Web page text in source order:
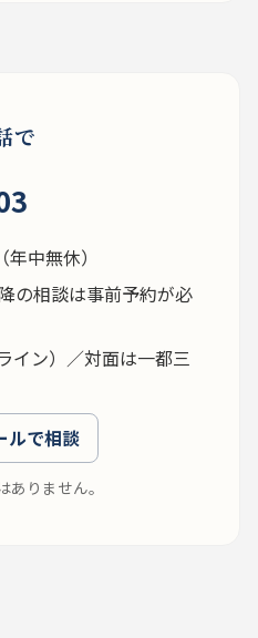
で
中無休）
の相談は事前予約が必
イン）／対面は一都三
ルで相談
りません。